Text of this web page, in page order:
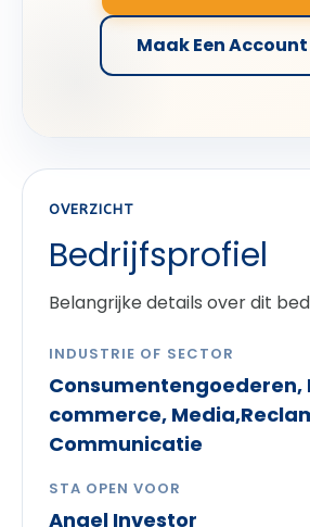
Maak Een
OVERZICHT
Bedrijfsprofiel
Belangrijke details over dit
INDUSTRIE OF SECTOR
Consumentengoederen,
commerce,
Communicatie
STA OPEN VOOR
Angel Investor